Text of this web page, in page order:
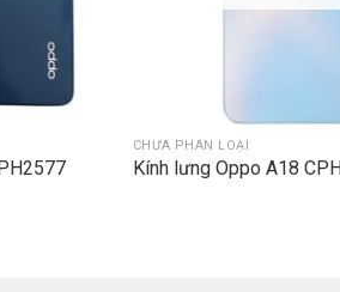
CHƯA PHÂN LOẠI
Kính lưng Oppo A18